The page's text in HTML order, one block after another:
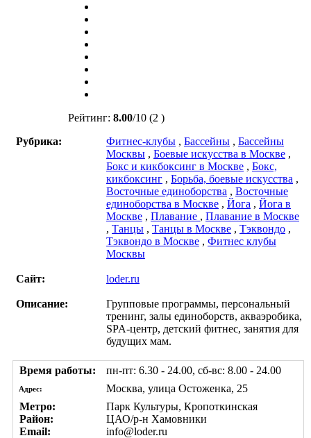
Рейтинг: 8.00/10 (2 )
Рубрика:
Фитнес-клубы , Бассейны , Бассейны
Москвы , Боевые искусства в Москве ,
Бокс и кикбоксинг в Москве , Бокс,
кикбоксинг , Борьба, боевые искусства ,
Восточные единоборства , Восточные
единоборства в Москве , Йога , Йога в
Москве , Плавание , Плавание в Москве
, Танцы , Танцы в Москве , Тэквондо ,
Тэквондо в Москве , Фитнес клубы
Москвы
Сайт: loder.ru
Описание:
Групповые программы, персональный
тренинг, залы единоборств, акваэробика,
SPA-центр, детский фитнес, занятия для
будущих мам.
Время работы: пн-пт: 6.30 - 24.00, сб-вс: 8.00 - 24.00
Адрес:
Москва, улица Остоженка, 25
Метро:
Парк Культуры, Кропоткинская
Район:
ЦАО/р-н Хамовники
Email:
info@loder.ru